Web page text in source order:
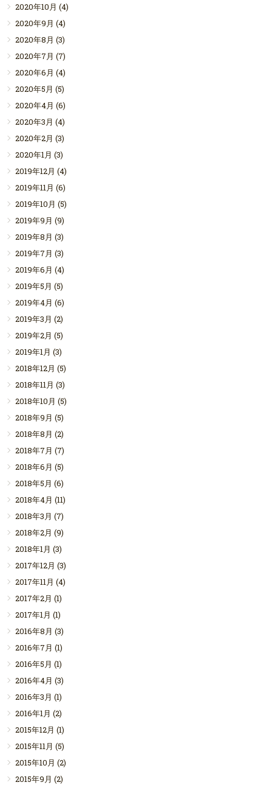
2020年10月 (4)
2020年9月 (4)
2020年8月 (3)
2020年7月 (7)
2020年6月 (4)
2020年5月 (5)
2020年4月 (6)
2020年3月 (4)
2020年2月 (3)
2020年1月 (3)
2019年12月 (4)
2019年11月 (6)
2019年10月 (5)
2019年9月 (9)
2019年8月 (3)
2019年7月 (3)
2019年6月 (4)
2019年5月 (5)
2019年4月 (6)
2019年3月 (2)
2019年2月 (5)
2019年1月 (3)
2018年12月 (5)
2018年11月 (3)
2018年10月 (5)
2018年9月 (5)
2018年8月 (2)
2018年7月 (7)
2018年6月 (5)
2018年5月 (6)
2018年4月 (11)
2018年3月 (7)
2018年2月 (9)
2018年1月 (3)
2017年12月 (3)
2017年11月 (4)
2017年2月 (1)
2017年1月 (1)
2016年8月 (3)
2016年7月 (1)
2016年5月 (1)
2016年4月 (3)
2016年3月 (1)
2016年1月 (2)
2015年12月 (1)
2015年11月 (5)
2015年10月 (2)
2015年9月 (2)